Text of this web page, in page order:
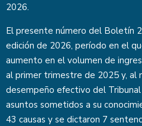
2026.
El presente número del Boletín
edición de 2026, período en el
aumento en el volumen de
al primer trimestre de 2025 y, al
desempeño efectivo del
asuntos sometidos a su
43 causas y se dictaron 7